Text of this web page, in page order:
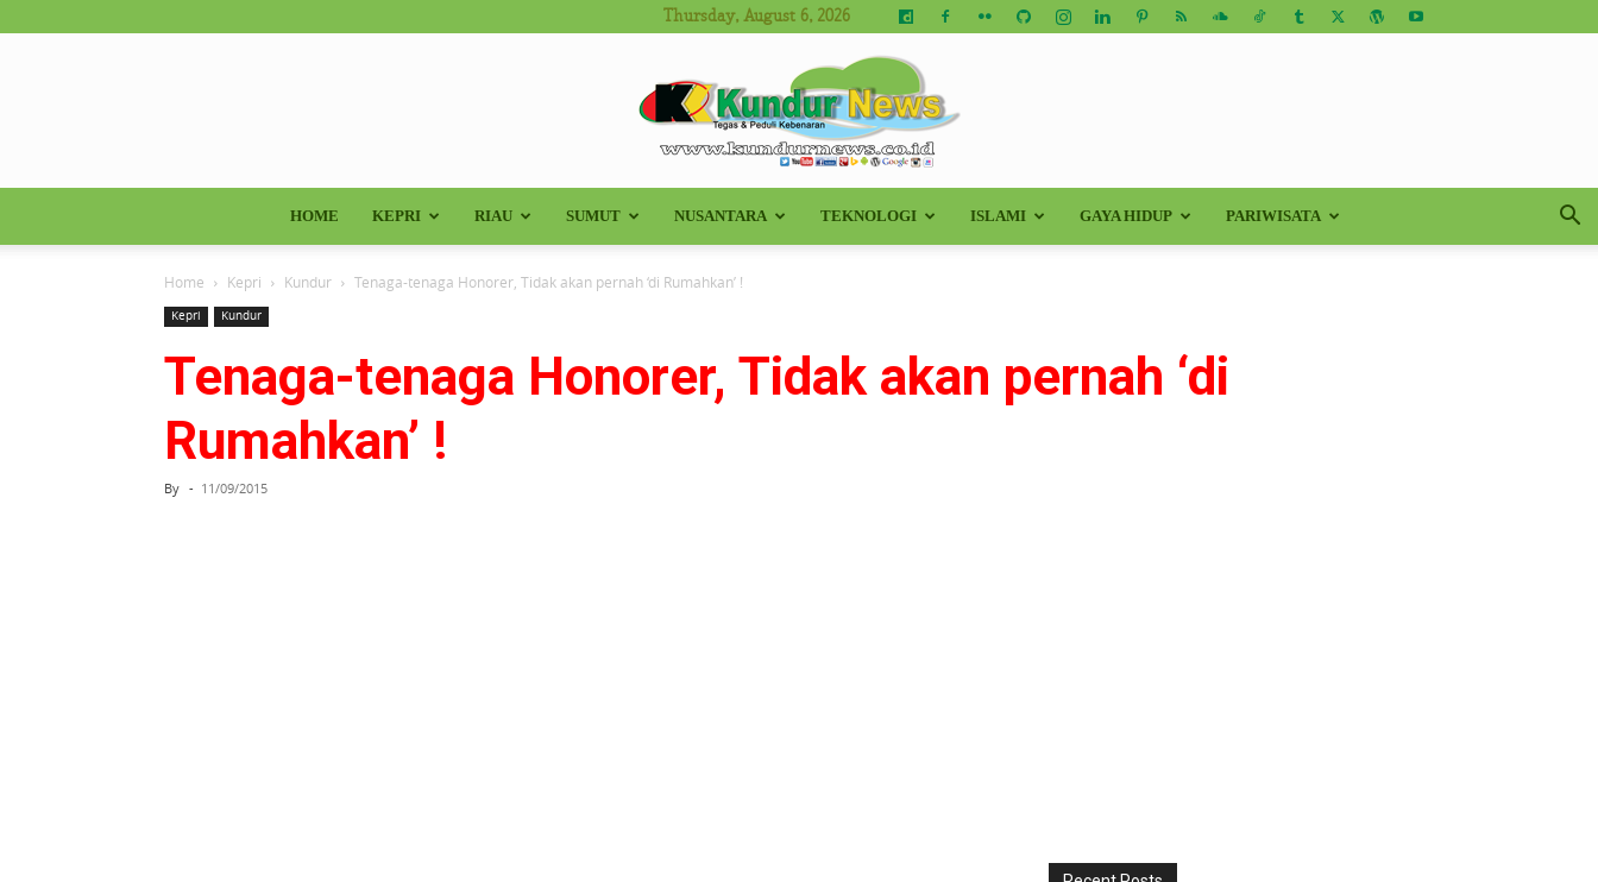
Thursday, August 6, 2026
Kundur
News
HOME KEPRI RIAU SUMUT NUSANTARA TEKNOLOGI ISLAMI GAYA HIDUP PARIWISATA
Home Kepri Kundur Tenaga-tenaga Honorer, Tidak akan pernah ‘di Rumahkan’ !
Kepri Kundur
Tenaga-tenaga Honorer, Tidak akan pernah ‘di
Rumahkan’ !
By - 11/09/2015